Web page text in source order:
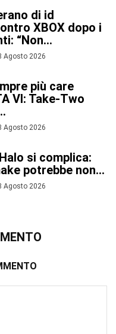
di id
XBOX dopo i
“Non...
Agosto 2026
più care
VI: Take-Two
Agosto 2026
si complica:
potrebbe non...
Agosto 2026